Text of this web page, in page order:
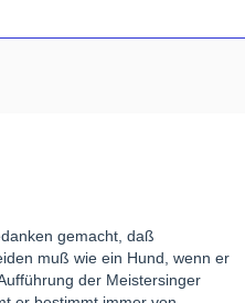
gemacht, daß
muß wie ein Hund, wenn er
der Meistersinger